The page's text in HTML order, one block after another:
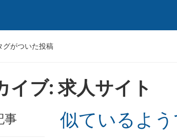
グがついた投稿
イブ:求人サイト
事 似ているよ